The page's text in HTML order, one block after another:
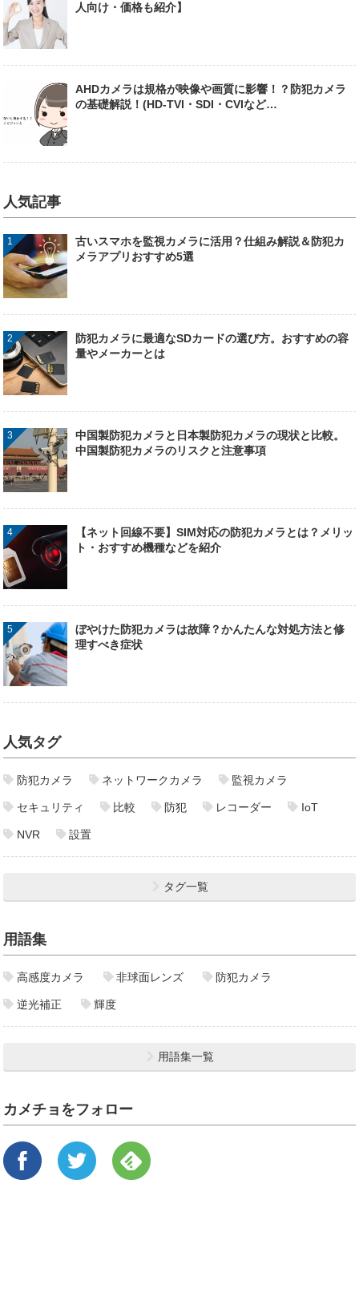
人向け・価格も紹介】
AHDカメラは規格が映像や画質に影響！？防犯カメラ
の基礎解説！(HD-TVI・SDI・CVIなど…
人気記事
古いスマホを監視カメラに活用？仕組み解説＆防犯カ
メラアプリおすすめ5選
防犯カメラに最適なSDカードの選び方。おすすめの容
量やメーカーとは
中国製防犯カメラと日本製防犯カメラの現状と比較。
中国製防犯カメラのリスクと注意事項
【ネット回線不要】SIM対応の防犯カメラとは？メリッ
ト・おすすめ機種などを紹介
ぼやけた防犯カメラは故障？かんたんな対処方法と修
理すべき症状
人気タグ
防犯カメラ ネットワークカメラ 監視カメラ
セキュリティ 比較 防犯 レコーダー IoT
NVR 設置
タグ一覧
用語集
高感度カメラ 非球面レンズ 防犯カメラ
逆光補正 輝度
用語集一覧
カメチョをフォロー